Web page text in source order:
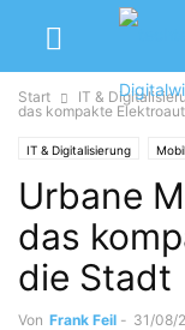
Start IT &
das kompakte
IT & Digitalisierung
Urbane
das
die Stadt
Von Frank Feil - 31/08/